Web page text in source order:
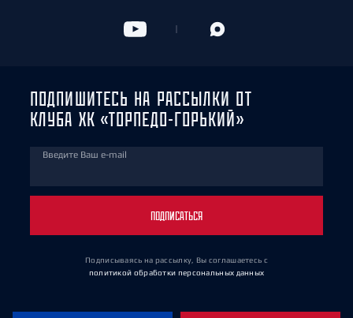
ПОДПИШИТЕСЬ НА РАССЫЛКИ ОТ
КЛУБА ХК «ТОРПЕДО-ГОРЬКИЙ»
Введите Ваш e-mail
ПОДПИСАТЬСЯ
Подписываясь на рассылку, Вы соглашаетесь с
политикой обработки персональных данных